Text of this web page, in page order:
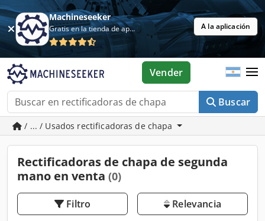
Machineseeker
Gratis en la tienda de aplicaciones A la aplicación
Buscar
Vender
/ ... / Usados rectificadoras de chapa
Rectificadoras de chapa de segunda
mano en venta (0)
Filtro Relevancia